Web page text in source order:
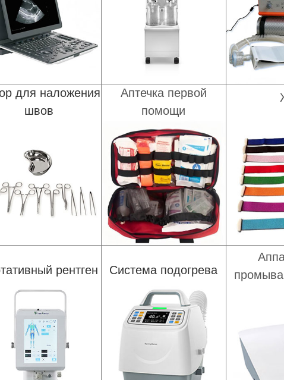
для наложения
швов
Аптечка первой
помощи
рентген Система подогрева